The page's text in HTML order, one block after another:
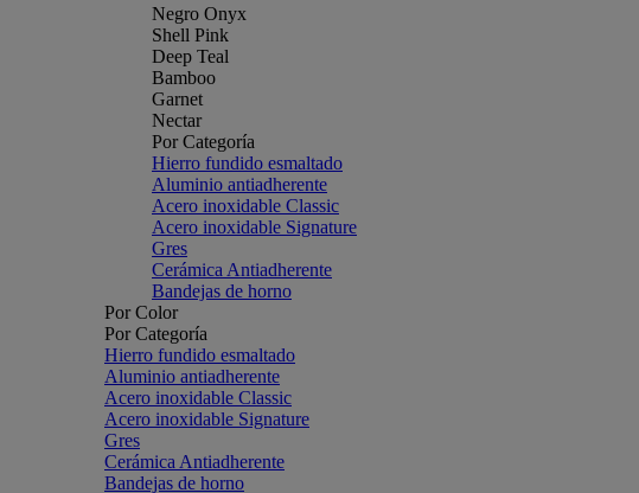
Negro Onyx
Shell Pink
Deep Teal
Bamboo
Garnet
Nectar
Por Categoría
Hierro fundido esmaltado
Aluminio antiadherente
Acero inoxidable Classic
Acero inoxidable Signature
Gres
Cerámica Antiadherente
Bandejas de horno
Por Color
Por Categoría
Hierro fundido esmaltado
Aluminio antiadherente
Acero inoxidable Classic
Acero inoxidable Signature
Gres
Cerámica Antiadherente
Bandejas de horno